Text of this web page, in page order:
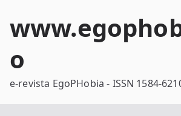
o
e-revista EgoPHobia - ISSN 1584-